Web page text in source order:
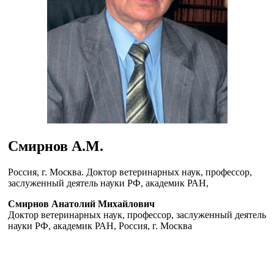
Смирнов А.М.
Россия, г. Москва. Доктор ветеринарных наук, профессор,
заслуженный деятель науки РФ, академик РАН,
Смирнов Анатолий Михайлович
Доктор ветеринарных наук, профессор, заслуженный деятель
науки РФ, академик РАН, Россия, г. Москва